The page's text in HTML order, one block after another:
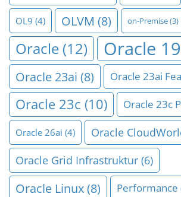
OL9 (4) OLVM (8) on-Premise(3)
Oracle (12) Oracle
Oracle 23ai (8) Oracle 23ai
Oracle 23c (10) Oracle 23c
Oracle 26ai (4) Oracle
Oracle Grid Infrastruktur (6)
Oracle Linux(8) Performance